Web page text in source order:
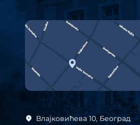
Влајковићева 10, Београд